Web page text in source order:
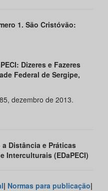
1. São Cristóvão:
Dizeres e Fazeres
Federal de Sergipe,
dezembro de 2013.
Distância e Práticas
Interculturais (EDaPECI)
| Normas para publicação|